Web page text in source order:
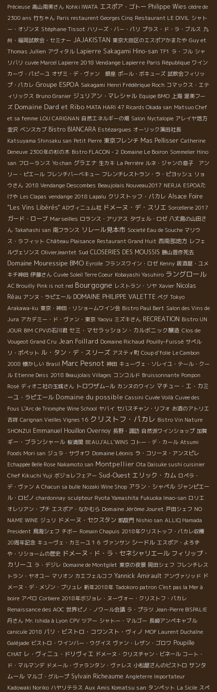
Précieuse 高山南美さん Kohki IWATA エスポア・ゴトー Philippe Wies cèdre de
2300 ans 竹ちゃん Paris restaurent Georges Cinq Restaurant LE DIVIL シャト
ー・オゾンヌ Stéphane Tissot ハリーズ・バー・パリ プラス・ド・ラ・ブルス 九
州・福岡試飲会・セミナー JAJAKISTAN 東京大田区のエスポアかまたや Guy et
Thomas Jullien アヴィタル Lapierre Sakagami Hino-san TF1 ラ・フル シャ
リバリ cuvée Marcel Lapierre 2018 Vendange Lapierre Paris République ワイン
カーヴ・パピーユ オザミ・デ・ヴァン 銀座 ポール・ボキューズ 試飲会フィリッ
プ・パカレ Groupe ESPOA Sakagami Henri Frédérique Roch コマックス・エテ
ィリックス Bruno Granier ジュリアン・マレシャル Equipe BMO 上海 渥美フー
ズ Domaine Dard et Ribo MATA HARI 47 Ricards Okada san Matsuo Chef
et sa femme LOU CARIGNAN 自然エネルギーの畑 Salon Nyctalopie アレイヤ地方
金沢 ベンスカブ Bistro BIANCARA Estézargues オーリック濱田社長
Katsuyama Shinsaku san Petit Pierre 東京フレンチ Mas Pellisser Catherine
Deneuve 2300年の杉の木 Bistro FLACON - 2 Domaine Le Boiron Sommelier Hino
san フローランス Yo chan グラエナ 生カキ La Perrière ルネ・ジャンの息子 アン
リー・ピエール フレンチバーベキュー フレンチレストラン・ラ・ピヨッシュ リョ
ウさん 2018 Vendange Descombes Beaujolais Nouveau2017 NERJA ESPOAた
けや Les Clapas vendange 2018 Lapalu クリストッフ・パカレ Alsace Foire
"Les Vins Libérés" ADヴィニュム社 ドメーヌ・デ・スリエ Sorcellerie 2017
ガード・ローブ Marseilles ロランス・アリアス タヴェル・ロゼ 八丈島の山田さ
ん Takahashi san 南フランス リレール見本市 Societé Eau de Souche マリウ
ス・ラフィット Château Plaisance Restaurant Grand Huit 西南部地方 レフェ
ルヴェソンス OlivierJeantet Sud CLOSERIES DES MOUSSIS 勝山晋作死去
Domaine Mouressipe BMO Eyrolle フランスワイン・ロゼ Kenny 居酒屋・ユメ
キチ神田 伊藤さん Cuvée Soleil Terre Coeur Kobayashi Yasuhiro ラングロール
AC Brouilly Pink is not red Bourgogne レストラン・ソヤ Xavier Nicolas
Réau アンヌ・ラピエール DOMAINE PHILIPPE VALETTE ペグ Tokyo
Arakawa-ku 東京・神田・リショームワイン会 Bistro Paul Bert Salon des Vins de
Jura アカデミー・ド・ヴァン・東京 Yaoyu ミズキさん RECREATION Bistro UN
JOUR BIM CPVの石川君 セミ・マセラッション・カルボニック醸造 Clos de
Vougeot Grand Cru Jean Foillard Domaine Richaud Pouilly-Fuissé サぺル
リ・ポペット ル・タン・デ・スリーズ アスティ町 Coup d'folie Le Cambon
2008 懐かしい Brasil Marc Pesnot 神田 キューヴェ・ソレイユ・テール・クー
ル Etienne Deiss 2018 Beaujolais Villages コンコルド Bruissonnante Pompon
Rosé ディオニ社の玉城さん トロワザム−ル カンヌのワイン マチュー・エ・カミ
ーユ・ラピエール Domaine du possible Cassini Cuvée Voilà Cuvee des
Fous L'Arc de Triomphe Wine School ヤバイ セバスチャン・リフォ お酒のアトリエ
吉祥 Carignan Vieilles Vignes 16 クリストフ・パカレ Bistro Vin Nature
SHONZUI Emmanuel Houillon Overnoy 長野・諏訪 自然派ワインショップ 加賀
ギー・ブランシャール 桜満開 BEAUJ'ALL'WINS コトー・デ・カール Atsumi
Foods Mori san ジュラ・サヴォワ Domaine Léonis ラ・コリーヌ・アンスピレ
Echappée Belle Rose Nakamoto san Montpellier Ota Daisuke sushi cuisinier
Chef Kikuchi Yuji ボジョレフェアー Sud-Ouest エリック・カム ロペラ・
デ・ヴァン A Chacun sa bulle Nozaki Wine Shop アラン・シャペル ジャンピエー
ル・ロビノ chardonnay sculpteur Ryota Yamashita Fukuoka Imao-san ロリエ
オレリアン・プチ エスポア・なかむら Domaine Jérôme Jouret 戸田シェフ NO
NAME WINE ジュリ ドメーヌ・セクスタン 凱旋門 Nishio san ALLIQ Hamada
President 鳥海シェフ チボー Romain Chapuis 2018年クリストッフ・パカレ収穫
20周年記念 キューヴェ・カミーユ１６ ヴァンサン シードル エスポア・よろず
や・リショームの歴史 ドメーヌ・ド・ラ・セネシャリエール フィリップ・
カリーユ ラ・デジレ Domaine de Montgilet 東京の夜景 岡田シェフ フレンチレス
トラン・ヤオユー マリオン カエフェルコフ Yannick Amirault アンヴァリッド ド
メーヌ・デ・メゾン・ブリュレ 新年2018年 Tadokoro patron C'est pas la Mer à
boire アぺロ Corbiere 2018年ボジョレ・ヌーヴォー・クリストフ・パカレ
Renaissance des AOC 世界ピノ・ノワール会議 ラ・プラツ Jean-Pierre BISPALIE
丹さん Mr. Ishida à Lyon CPV ツアー シャトー・マルゴー 長崎アンペキャブル
canicule 2018 パリ・ビストロ・コワンスト・ヴィノ MOF Laurent Duchaîne
Galéjade ビストロ・ワインバー・ウグイス ヴァン・レザン・ゴロワ Poupille
CHAT レ・ヴィニュ・ドリヴィエ ドメーヌ・クリスチャン・ビネール コート・
ド・マルマンデ ドメール・ヴァランタン・ヴァレス 小松屋さんのビストロ サンタ
ムール マルゴ・グループ Sylvain Richeaume Angleterre Importateur
Kadowaki Noriko ハヤリテラス Aux Amis Komatsu san タンペット La Sicile スペ